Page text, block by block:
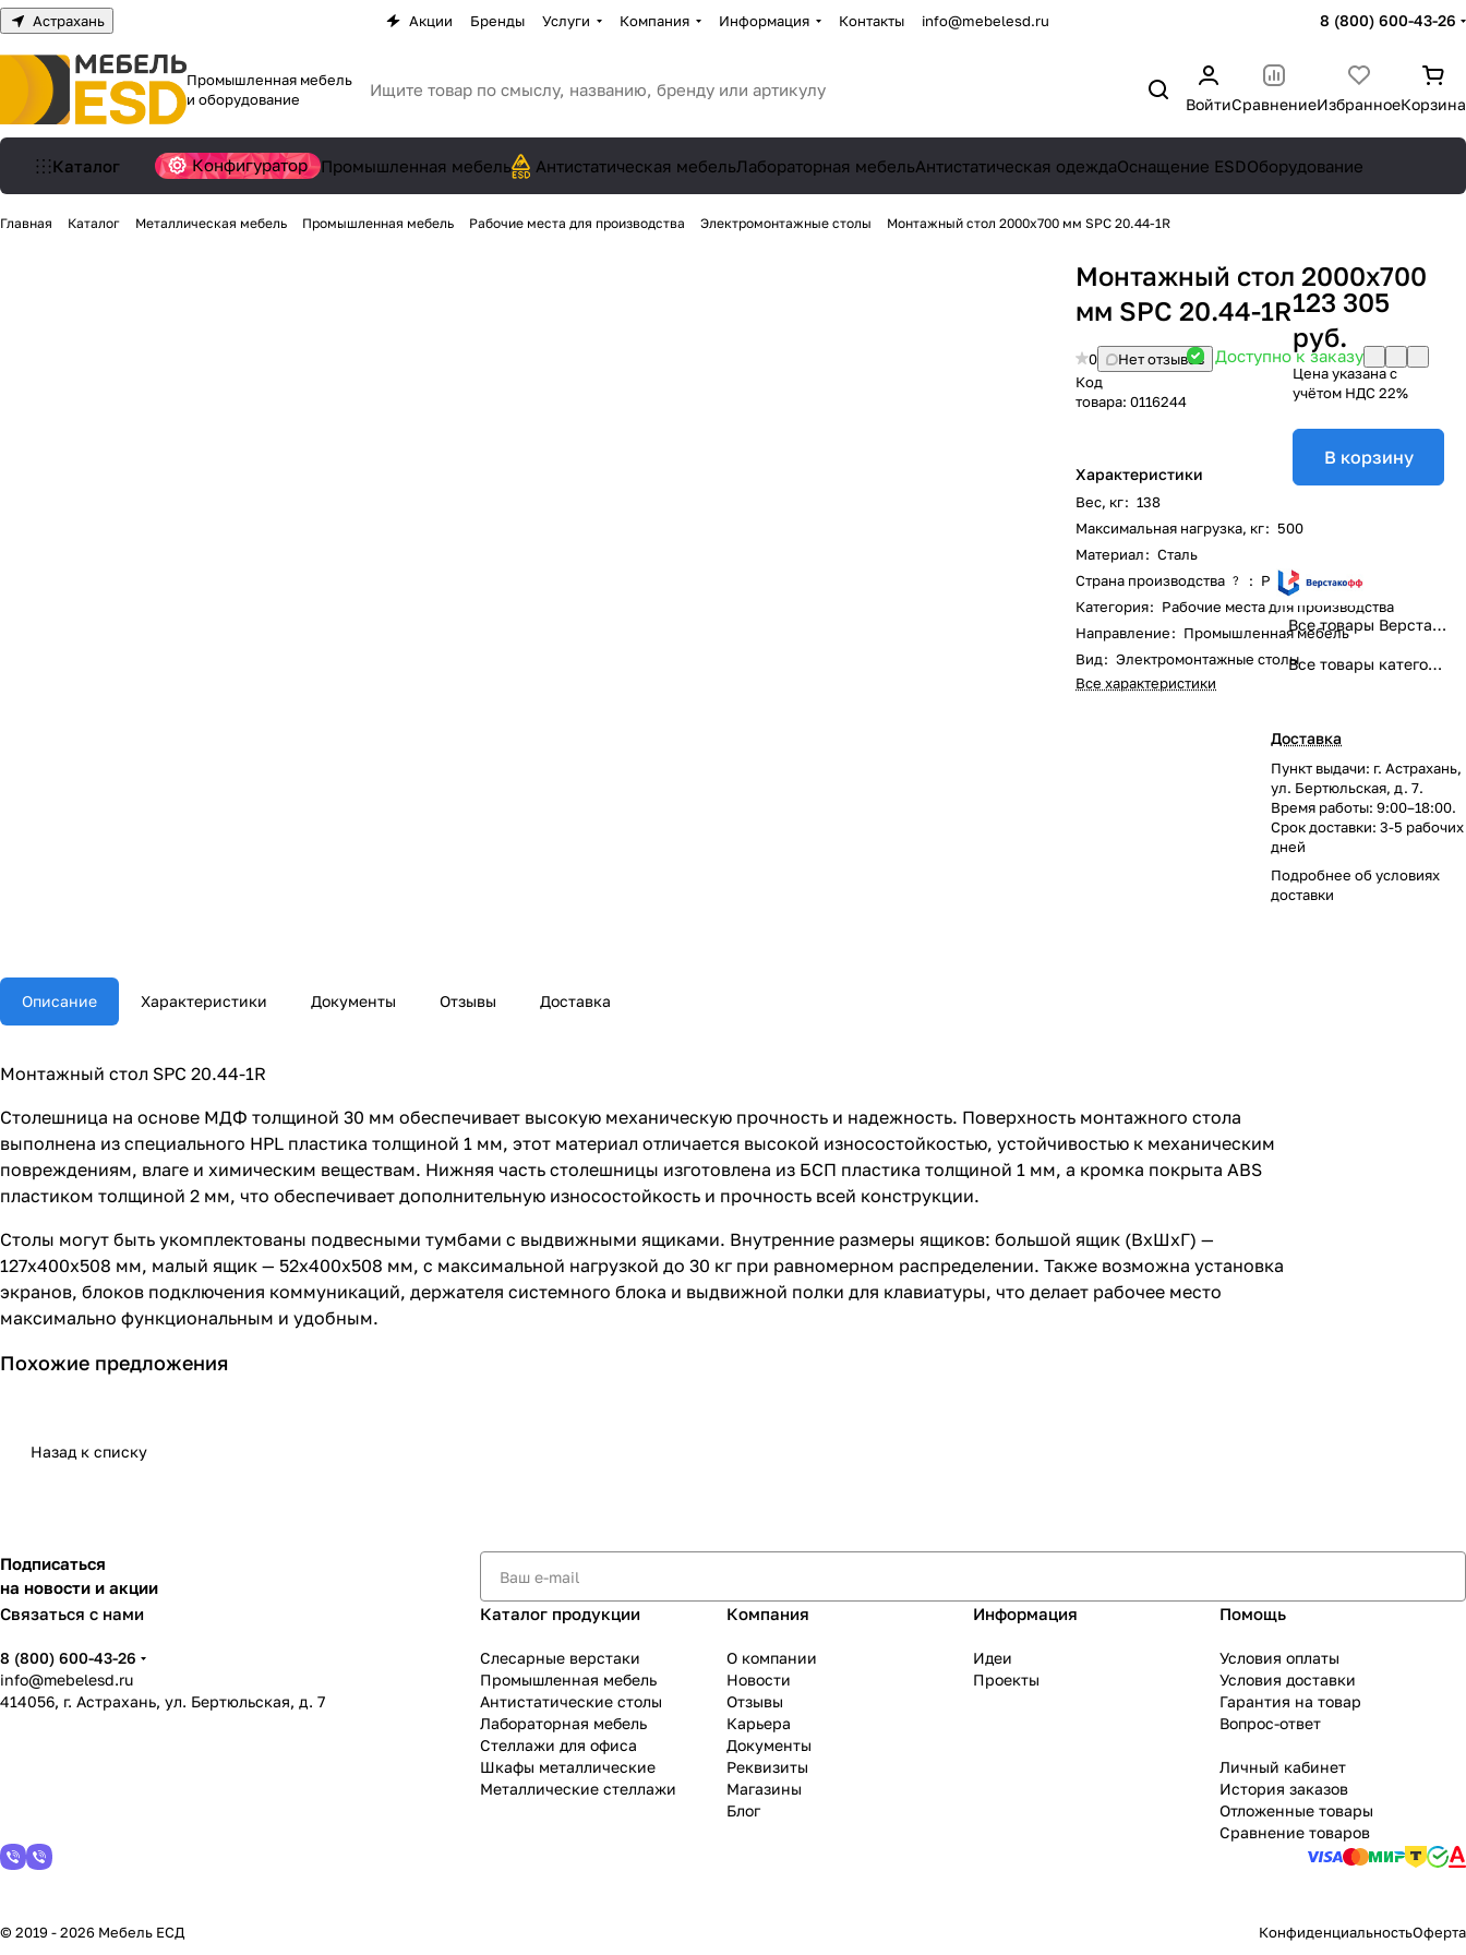
Астрахань Акции Бренды Услуги Компания Информация Контакты info@mebelesd.ru 8 (800) 600-43-26
Промышленная мебель
и оборудование
ВойтиСравнениеИзбранноеКорзина
Каталог Конфигуратор Промышленная мебель Антистатическая мебельЛабораторная мебельАнтистатическая одеждаОснащение ESDОборудование
Главная Каталог Металлическая мебель Промышленная мебель Рабочие места для производства Электромонтажные столы Монтажный стол 2000х700 мм SPC 20.44-1R
Монтажный стол 2000х700
мм SPC 20.44-1R
0
Нет отзывов
Код
товара: 0116244
Доступно к заказу
Характеристики
Вес, кг: 138
Максимальная нагрузка, кг: 500
Материал: Сталь
Страна производства ? : Россия
Категория: Рабочие места для производства
Направление: Промышленная мебель
Вид: Электромонтажные столы
Все характеристики
123 305
руб.
Цена указана с
учётом НДС 22%
В корзину
Все товары Верстакофф
Все товары категории
Доставка
Пункт выдачи: г. Астрахань,
ул. Бертюльская, д. 7.
Время работы: 9:00–18:00.
Срок доставки: 3-5 рабочих
дней
Подробнее обусловиях
доставки
Описание Характеристики Документы Отзывы Доставка
Монтажный стол SPC 20.44-1R
Столешница на основе МДФ толщиной 30 мм обеспечивает высокую механическую прочность и надежность. Поверхность монтажного стола
выполнена из специального HPL пластика толщиной 1 мм, этот материал отличается высокой износостойкостью, устойчивостью к механическим
повреждениям, влаге и химическим веществам. Нижняя часть столешницы изготовлена из БСП пластика толщиной 1 мм, а кромка покрыта ABS
пластиком толщиной 2 мм, что обеспечивает дополнительную износостойкость и прочность всей конструкции.
Столы могут быть укомплектованы подвесными тумбами с выдвижными ящиками. Внутренние размеры ящиков: большой ящик (ВхШхГ) —
127х400х508 мм, малый ящик — 52х400х508 мм, с максимальной нагрузкой до 30 кг при равномерном распределении. Также возможна установка
экранов, блоков подключения коммуникаций, держателя системного блока и выдвижной полки для клавиатуры, что делает рабочее место
максимально функциональным и удобным.
Похожие предложения
Назад к списку
Подписаться
на новости и акции
Связаться с нами
8 (800) 600-43-26
info@mebelesd.ru
414056, г. Астрахань, ул. Бертюльская, д. 7
Каталог продукции
Слесарные верстаки
Промышленная мебель
Антистатические столы
Лабораторная мебель
Стеллажи для офиса
Шкафы металлические
Металлические стеллажи
Компания
О компании
Новости
Отзывы
Карьера
Документы
Реквизиты
Магазины
Блог
Информация
Идеи
Проекты
Помощь
Условия оплаты
Условия доставки
Гарантия на товар
Вопрос-ответ
Личный кабинет
История заказов
Отложенные товары
Сравнение товаров
© 2019 - 2026 Мебель ЕСД КонфиденциальностьОферта